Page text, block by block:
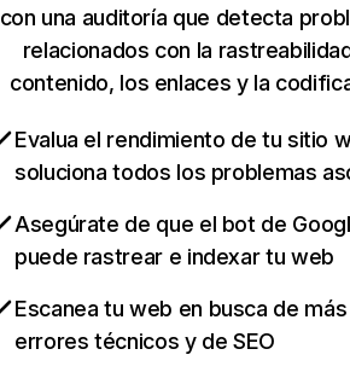
con una auditoría que detecta
relacionados con la
contenido, los enlaces y la
Evalua el rendimiento de tu sitio
soluciona todos los problemas
Asegúrate de que el bot de
puede rastrear e indexar tu web
Escanea tu web en busca de
errores técnicos y de SEO